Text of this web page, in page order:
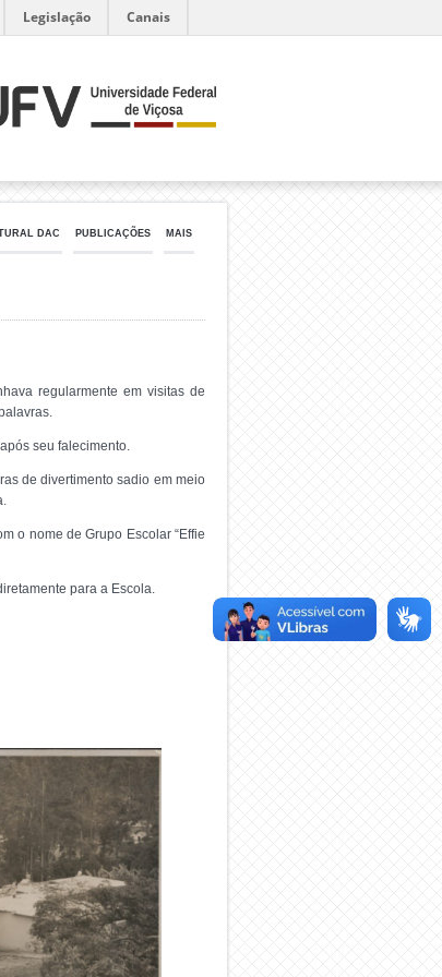
Legislação Canais
DAC PUBLICAÇÕES MAIS
regularmente em visitas de
seu falecimento.
de divertimento sadio em meio
o nome de Grupo Escolar “Effie
para a Escola.